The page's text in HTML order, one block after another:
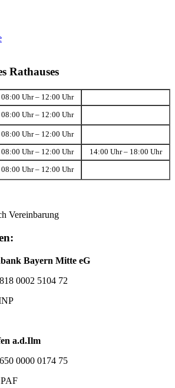
Rathauses
08:00 Uhr – 12:00 Uhr
08:00 Uhr – 12:00 Uhr
08:00 Uhr – 12:00 Uhr
08:00 Uhr – 12:00 Uhr 14:00 Uhr – 18:00 Uhr
08:00 Uhr – 12:00 Uhr
Vereinbarung
Bayern Mitte eG
0002 5104 72
a.d.Ilm
0000 0174 75